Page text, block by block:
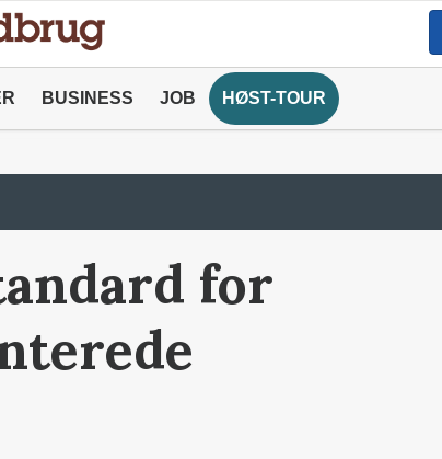
BUSINESS JOB HØST-TOUR
for